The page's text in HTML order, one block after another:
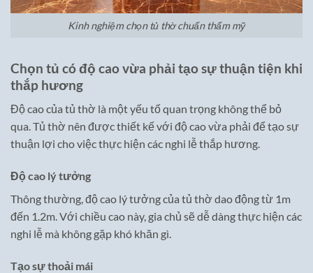
Kinh nghiệm chọn tủ thờ chuẩn thẩm mỹ
Chọn tủ có độ cao vừa phải tạo sự thuận tiện khi
thắp hương
Độ cao của tủ thờ là một yếu tố quan trọng không thể bỏ
qua. Tủ thờ nên được thiết kế với độ cao vừa phải để tạo sự
thuận lợi cho việc thực hiện các nghi lễ thắp hương.
Độ cao lý tưởng
Thông thường, độ cao lý tưởng của tủ thờ dao động từ 1m
đến 1.2m. Với chiều cao này, gia chủ sẽ dễ dàng thực hiện các
nghi lễ mà không gặp khó khăn gì.
Tạo sự thoải mái